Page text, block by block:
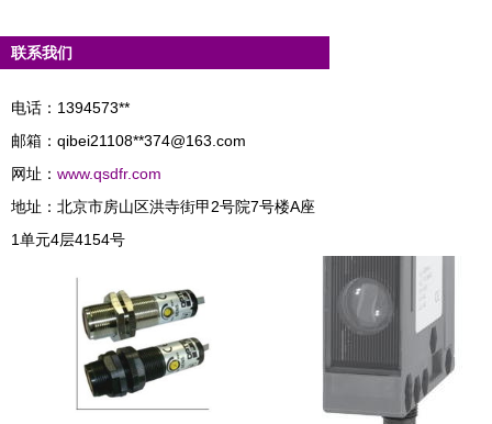
联系我们
电话：1394573**
邮箱：qibei21108**374@163.com
网址： www.qsdfr.com
地址：北京市房山区洪寺街甲2号院7号楼A座
1单元4层4154号